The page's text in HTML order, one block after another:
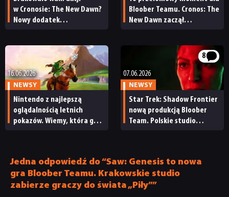
w Cronosie: The New Dawn?
Nowy dodatek
Bloober Teamu. Cronos: The
New Dawn zaczął
16.06.2026
NEWSY
Nintendo z najlepszą
oglądalnością letnich
pokazów. Wiemy, która gra
8
07.06.2026
NEWSY
Star Trek: Shadow Frontier
nową produkcją Bloober
Team. Polskie studio
Jedna odpowiedź do “Saw: Genesis to nowa
gra Bloober Teamu. Krakowskie studio
zabierze graczy do świata „Piły””